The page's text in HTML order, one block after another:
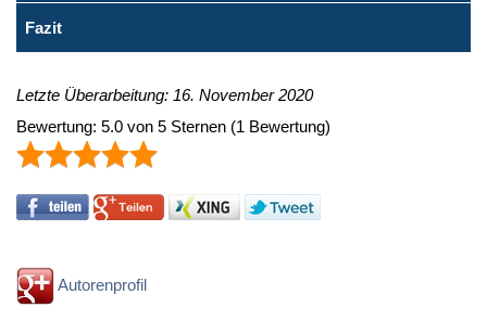
Fazit
Letzte Überarbeitung: 16. November 2020
Bewertung: 5.0 von 5 Sternen (1 Bewertung)
Autorenprofil